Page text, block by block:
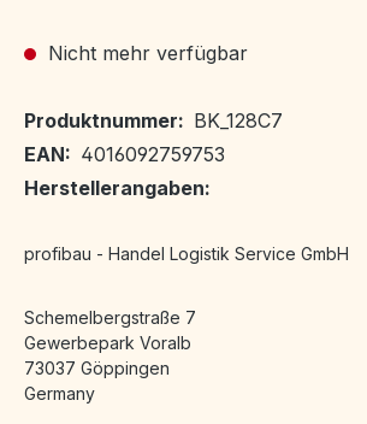
Nicht mehr verfügbar
Produktnummer: BK_128C7
EAN: 4016092759753
Herstellerangaben:
profibau - Handel Logistik Service GmbH
Schemelbergstraße 7
Gewerbepark Voralb
73037 Göppingen
Germany